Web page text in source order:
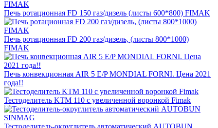
Печь ротационная FD 150 газ/дизель (листы 600*800) FIMAK
Печь ротационная FD 200 газ/дизель, (листы 800*1000)
FIMAK
Печь конвекционная AIR 5 E/P MONDIAL FORNI. Цена 2021
года!!
Тестоделитель KTM 110 с увеличенной воронкой Fimak